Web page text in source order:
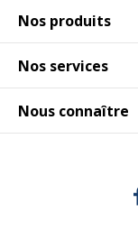
Nos produits
Nos services
Nous connaître